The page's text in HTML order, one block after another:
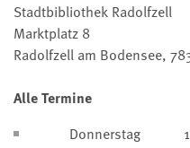
Stadtbibliothek Radolfzell
Marktplatz 8
Radolfzell am Bodensee,
Alle Termine
Donnerstag